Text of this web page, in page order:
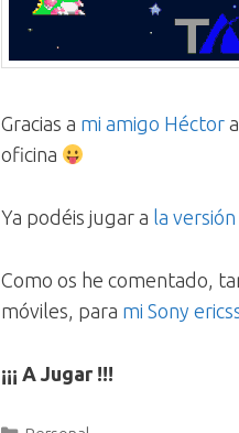
Gracias a mi amigo Héctor
oficina
Ya podéis jugar a la
Como os he comentado,
móviles, para mi Sony
¡¡¡ A Jugar !!!